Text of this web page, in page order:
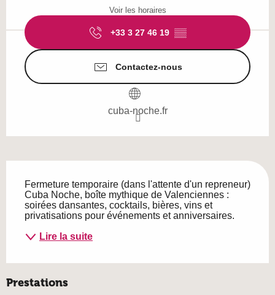
Voir les horaires
+33 3 27 46 19 ▒▒
Contactez-nous
cuba-noche.fr
Fermeture temporaire (dans l'attente d'un repreneur)
Cuba Noche, boîte mythique de Valenciennes :
soirées dansantes, cocktails, bières, vins et
privatisations pour événements et anniversaires.
Lire la suite
Prestations